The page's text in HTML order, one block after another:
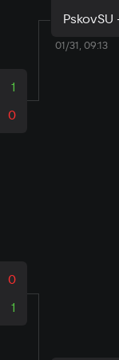
1
0
0
1
01/31, 09:13